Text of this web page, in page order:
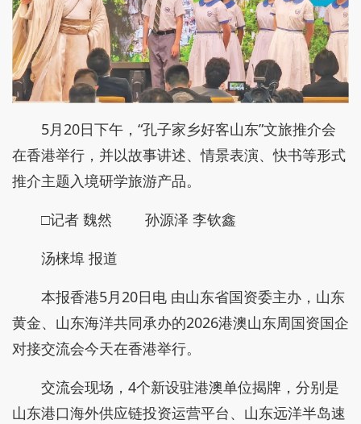
5月20日下午，“孔子家乡好客山东”文旅推介会
在香港举行，并以故事讲述、情景表演、快书等形式
推介主题入境研学旅游产品。
□记者 魏然 孙源泽 李钦鑫
汤梾埠 报道
本报香港5月20日电 由山东省国资委主办，山东
黄金、山东海洋共同承办的2026港澳山东周国资国企
对接交流会今天在香港举行。
交流会现场，4个新设驻港澳单位揭牌，分别是
山东港口海外供应链投资运营平台、山东远洋半岛速